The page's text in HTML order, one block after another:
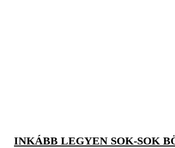
INKÁBB LEGYEN SOK-SOK